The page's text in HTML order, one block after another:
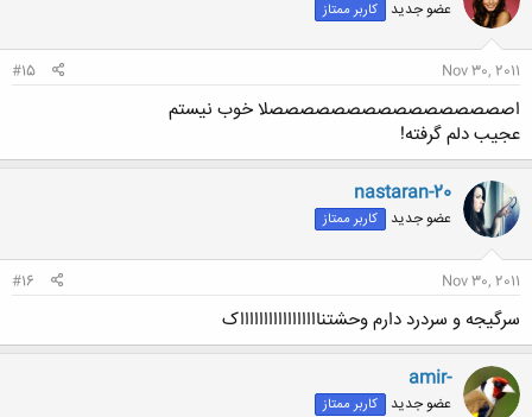
عضو جدید کاربر ممتاز
Nov 30, 2011
#15
اصصصصصصصصصصصصصصصصلا خوب نیستم
عجیب دلم گرفته!
nastaran-20
عضو جدید کاربر ممتاز
Nov 30, 2011
#16
سرگیجه و سردرد دارم وحشتناااااااااااااااااک
amir-
عضو جدید کاربر ممتاز